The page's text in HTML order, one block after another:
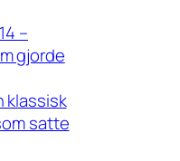
–
gjorde
klassisk
satte